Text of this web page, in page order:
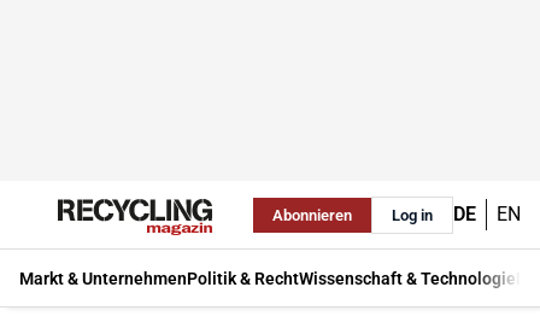
Abonnieren Log in DE EN
Markt & UnternehmenPolitik & RechtWissenschaft & Technologie